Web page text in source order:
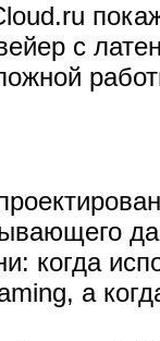
с
когда
а